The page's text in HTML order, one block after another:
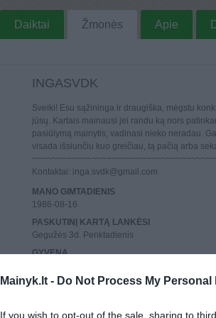
Mainyk.lt - Do Not Process My Personal
If you wish to opt-out of the sale, sharing to
Daiktai Žmonės Apie
INGASVDK
Sveiki! Esu sąžininga ir draugiška, mėgstu
jūsų. Kartais mainausi jei randu ką nors
pasiūlymą mainytis, vadinasi nieko neradau.
visada išsiunčiu kuo greičiau, tą pačią arba
Kontaktai: inga.svdk@gmail.com
MANO GIMTADIENIS
1986-08-16
PASKUTINĮ KARTĄ LANKĖSI
Gegužės 3d. Penktadienis
GYVENA
UŽSIREGISTRAVO
MAINAI